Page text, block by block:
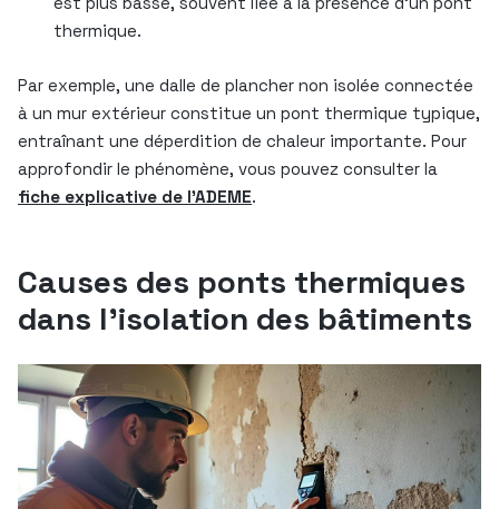
thermique.
Par exemple, une dalle de plancher non isolée connectée
à un mur extérieur constitue un pont thermique typique,
entraînant une déperdition de chaleur importante. Pour
approfondir le phénomène, vous pouvez consulter la
fiche explicative de l’ADEME.
Causes des ponts thermiques
dans l’isolation des bâtiments